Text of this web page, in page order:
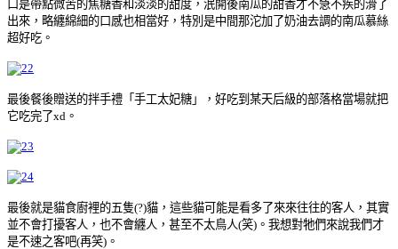
口是帶點微苦的焦糖香和淡淡的甜度，泯開後南瓜的甜香才不急不疾的滑了
出來，略纏綿細的口感也相當好，特別是中間那沱加了奶油去調的南瓜慕絲
超好吃。
最後餐後贈送的拌手禮「手工太妃糖」，好吃到某天后級的部落格當場就把
它吃完了xd。
最後就是貓食廚裡的五隻(?)貓，這些貓可能是看多了來來往往的客人，其實
並不會打擾客人，也不會纏人，甚至不太鳥人(笑)。我想對牠們來說我們才
是不速之客吧(再笑)。